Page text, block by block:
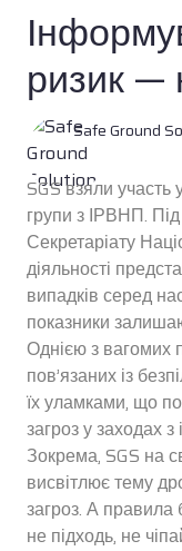
ризик —
Safe Ground
SGS взяли участь
групи з ІРВНП. Під
Секретаріату
діяльності
випадків серед
показники
Однією з вагомих
пов’язаних із
їх уламками, що
загроз у заходах
Зокрема, SGS на
висвітлює тему
загроз. А правила
не підходь, не